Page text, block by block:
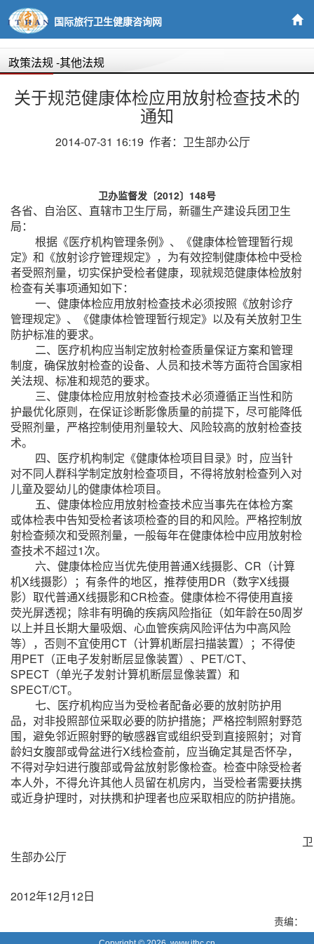
国际旅行卫生健康咨询网
政策法规-其他法规
关于规范健康体检应用放射检查技术的
通知
2014-07-31 16:19 作者：卫生部办公厅
卫办监督发〔2012〕148号
各省、自治区、直辖市卫生厅局，新疆生产建设兵团卫生
局：
根据《医疗机构管理条例》、《健康体检管理暂行规
定》和《放射诊疗管理规定》，为有效控制健康体检中受检
者受照剂量，切实保护受检者健康，现就规范健康体检放射
检查有关事项通知如下：
一、健康体检应用放射检查技术必须按照《放射诊疗
管理规定》、《健康体检管理暂行规定》以及有关放射卫生
防护标准的要求。
二、医疗机构应当制定放射检查质量保证方案和管理
制度，确保放射检查的设备、人员和技术等方面符合国家相
关法规、标准和规范的要求。
三、健康体检应用放射检查技术必须遵循正当性和防
护最优化原则，在保证诊断影像质量的前提下，尽可能降低
受照剂量，严格控制使用剂量较大、风险较高的放射检查技
术。
四、医疗机构制定《健康体检项目目录》时，应当针
对不同人群科学制定放射检查项目，不得将放射检查列入对
儿童及婴幼儿的健康体检项目。
五、健康体检应用放射检查技术应当事先在体检方案
或体检表中告知受检者该项检查的目的和风险。严格控制放
射检查频次和受照剂量，一般每年在健康体检中应用放射检
查技术不超过1次。
六、健康体检应当优先使用普通X线摄影、CR（计算
机X线摄影）；有条件的地区，推荐使用DR（数字X线摄
影）取代普通X线摄影和CR检查。健康体检不得使用直接
荧光屏透视；除非有明确的疾病风险指征（如年龄在50周岁
以上并且长期大量吸烟、心血管疾病风险评估为中高风险
等），否则不宜使用CT（计算机断层扫描装置）；不得使
用PET（正电子发射断层显像装置）、PET/CT、
SPECT（单光子发射计算机断层显像装置）和
SPECT/CT。
七、医疗机构应当为受检者配备必要的放射防护用
品，对非投照部位采取必要的防护措施；严格控制照射野范
围，避免邻近照射野的敏感器官或组织受到直接照射；对育
龄妇女腹部或骨盆进行X线检查前，应当确定其是否怀孕，
不得对孕妇进行腹部或骨盆放射影像检查。检查中除受检者
本人外，不得允许其他人员留在机房内，当受检者需要扶携
或近身护理时，对扶携和护理者也应采取相应的防护措施。
卫
生部办公厅
2012年12月12日
责编：